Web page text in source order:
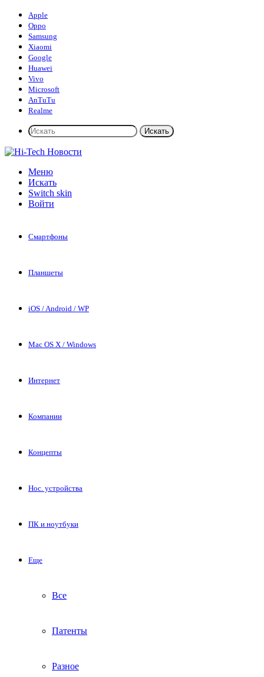
Apple
Oppo
Samsung
Xiaomi
Google
Huawei
Vivo
Microsoft
AnTuTu
Realme
Искать
Меню
Искать
Switch skin
Войти
Смартфоны
Планшеты
iOS / Android / WP
Mac OS X / Windows
Интернет
Компании
Концепты
Нос. устройства
ПК и ноутбуки
Еще
Все
Патенты
Разное